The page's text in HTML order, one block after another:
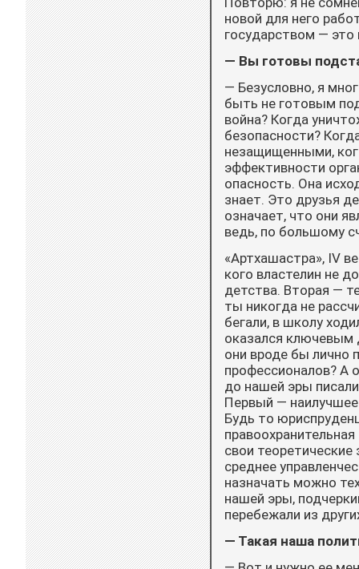
новой для него
государством — это
— Вы готовы
— Безусловно, я
быть не готовым
война? Когда
безопасности?
незащищенными,
эффективности
опасность. Она
знает. Это друзья
означает, что они
ведь, по большому
«Артхашастра», IV
кого властелин не
детства. Вторая —
ты никогда не
бегали, в школу
оказался ключевым
они вроде бы лично
профессионалов? А
до нашей эры
Первый —
Будь то
свои
среднее
назначать можно
нашей эры,
перебежали из
— Такая наша